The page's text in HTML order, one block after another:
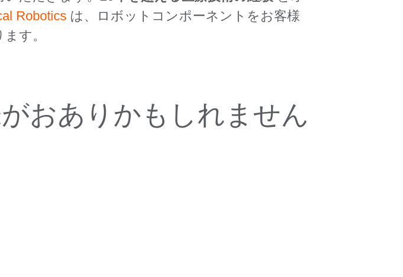
Roboticsは、ロボットコンポーネントをお客様
す。
おありかもしれません